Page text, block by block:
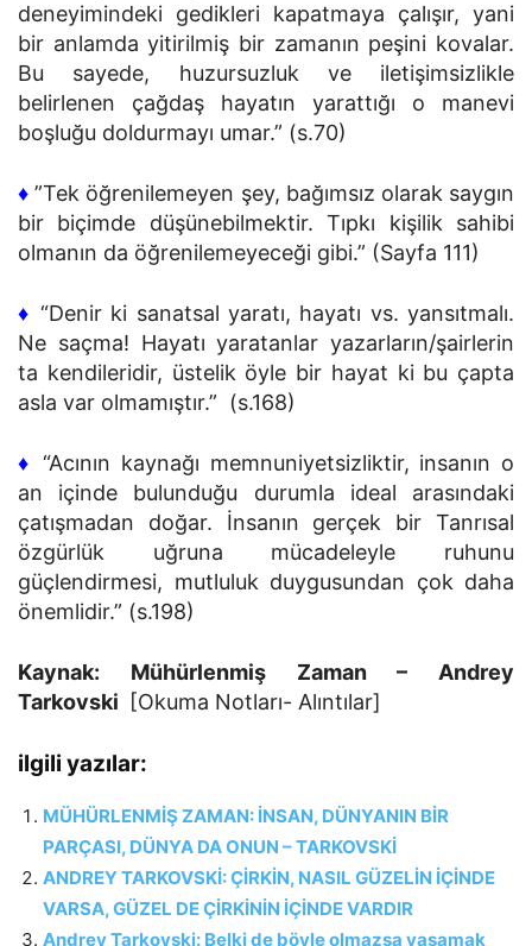
deneyimindeki gedikleri kapatmaya çalışır, yani
bir anlamda yitirilmiş bir zamanın peşini kovalar.
Bu sayede, huzursuzluk ve iletişimsizlikle
belirlenen çağdaş hayatın yarattığı o manevi
boşluğu doldurmayı umar.” (s.70)
♦ ”Tek öğrenilemeyen şey, bağımsız olarak saygın
bir biçimde düşünebilmektir. Tıpkı kişilik sahibi
olmanın da öğrenilemeyeceği gibi.” (Sayfa 111)
♦ “Denir ki sanatsal yaratı, hayatı vs. yansıtmalı.
Ne saçma! Hayatı yaratanlar yazarların/şairlerin
ta kendileridir, üstelik öyle bir hayat ki bu çapta
asla var olmamıştır.” (s.168)
♦ “Acının kaynağı memnuniyetsizliktir, insanın o
an içinde bulunduğu durumla ideal arasındaki
çatışmadan doğar. İnsanın gerçek bir Tanrısal
özgürlük uğruna mücadeleyle ruhunu
güçlendirmesi, mutluluk duygusundan çok daha
önemlidir.” (s.198)
Kaynak: Mühürlenmiş Zaman – Andrey
Tarkovski
[Okuma Notları- Alıntılar]
ilgili yazılar:
MÜHÜRLENMİŞ ZAMAN: İNSAN, DÜNYANIN BİR
PARÇASI, DÜNYA DA ONUN – TARKOVSKİ
ANDREY TARKOVSKİ: ÇİRKİN, NASIL GÜZELİN İÇİNDE
VARSA, GÜZEL DE ÇİRKİNİN İÇİNDE VARDIR
Andrey Tarkovski: Belki de böyle olmazsa yaşamak